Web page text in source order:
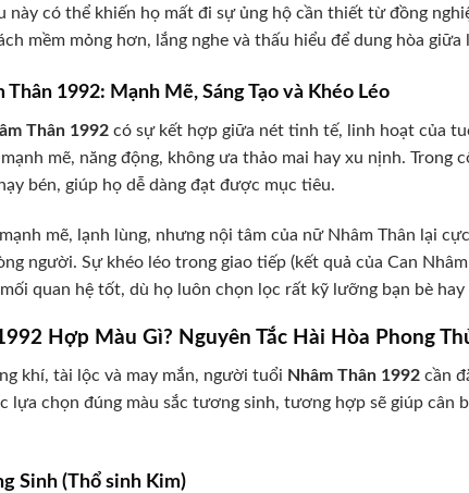
này có thể khiến họ mất đi sự ủng hộ cần thiết từ đồng
mềm mỏng hơn, lắng nghe và thấu hiểu để dung hòa giữa
Thân 1992: Mạnh Mẽ, Sáng Tạo và Khéo Léo
Thân 1992 có sự kết hợp giữa nét tinh tế, linh hoạt của
mẽ, năng động, không ưa thảo mai hay xu nịnh. Trong
bén, giúp họ dễ dàng đạt được mục tiêu.
mẽ, lạnh lùng, nhưng nội tâm của nữ Nhâm Thân lại
người. Sự khéo léo trong giao tiếp (kết quả của Can
quan hệ tốt, dù họ luôn chọn lọc rất kỹ lưỡng bạn bè hay
Hợp Màu Gì? Nguyên Tắc Hài Hòa Phong
khí, tài lộc và may mắn, người tuổi Nhâm Thân 1992 cần
lựa chọn đúng màu sắc tương sinh, tương hợp sẽ giúp cân
Sinh (Thổ sinh Kim)